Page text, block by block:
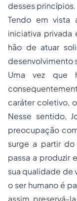
desses princípios.
Tendo em vista
iniciativa privada
hão de atuar
desenvolvimento
Uma vez que
caráter coletivo,
Nesse sentido,
preocupação
surge a partir
passa a produzir
sua qualidade de
o ser humano é
assim, preservá-la.